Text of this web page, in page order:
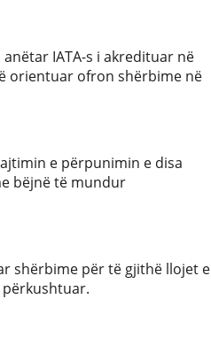
IATA-s i akredituar në
orientuar ofron shërbime në
e përpunimin e disa
bëjnë të mundur
shërbime për të gjithë llojet e